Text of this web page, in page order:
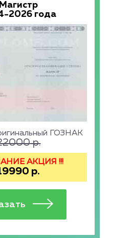
Магистр
2026 года
ГОЗНАК
р.
АКЦИЯ !!!
р.